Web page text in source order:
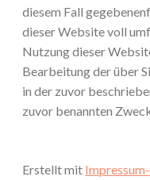
diesem Fall
dieser Website voll
Nutzung dieser
Bearbeitung der über
in der zuvor
zuvor benannten
Erstellt mit